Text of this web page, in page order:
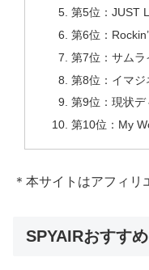
第5位：JUST
第6位：
第7位：サムラ
第8位：イマジ
第9位：現状デ
第10位：My
＊本サイトはアフィ
SPYAIRおすす